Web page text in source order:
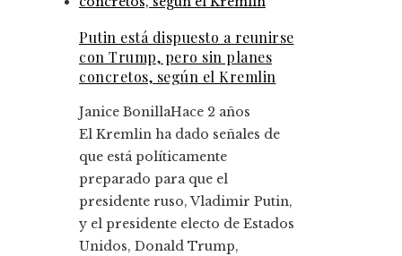
Putin está dispuesto a reunirse
con Trump, pero sin planes
concretos, según el Kremlin
Janice BonillaHace 2 años
El Kremlin ha dado señales de
que está políticamente
preparado para que el
presidente ruso, Vladimir Putin,
y el presidente electo de Estados
Unidos, Donald Trump,